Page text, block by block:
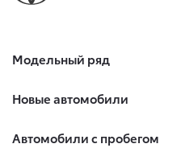
Модельный ряд
Новые автомобили
Автомобили с пробегом